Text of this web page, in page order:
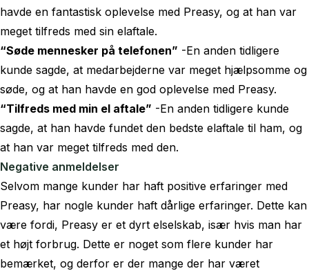
havde en fantastisk oplevelse med Preasy, og at han var
meget tilfreds med sin elaftale.
“Søde mennesker på telefonen” -En anden tidligere
kunde sagde, at medarbejderne var meget hjælpsomme og
søde, og at han havde en god oplevelse med Preasy.
“Tilfreds med min el aftale” -En anden tidligere kunde
sagde, at han havde fundet den bedste elaftale til ham, og
at han var meget tilfreds med den.
Negative anmeldelser
Selvom mange kunder har haft positive erfaringer med
Preasy, har nogle kunder haft dårlige erfaringer. Dette kan
være fordi, Preasy er et dyrt elselskab, især hvis man har
et højt forbrug. Dette er noget som flere kunder har
bemærket, og derfor er der mange der har været